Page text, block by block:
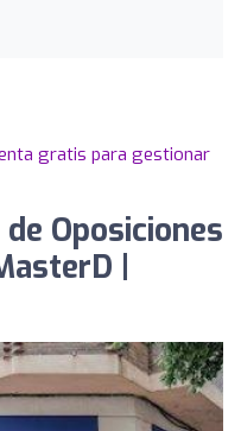
gratis para gestionar
Oposiciones
|